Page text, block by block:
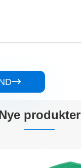

produkter